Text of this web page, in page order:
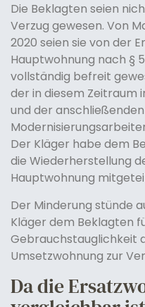
Die Beklagten seien
Verzug gewesen. Von
2020 seien sie von der
Hauptwohnung nach §
vollständig befreit
der in diesem Zeitraum
und der
Der Kläger habe dem
die Wiederherstellung
Hauptwohnung
Der Minderung stünde
Kläger dem Beklagten
Gebrauchstauglichkeit
Umsetzwohnung zur
Da die